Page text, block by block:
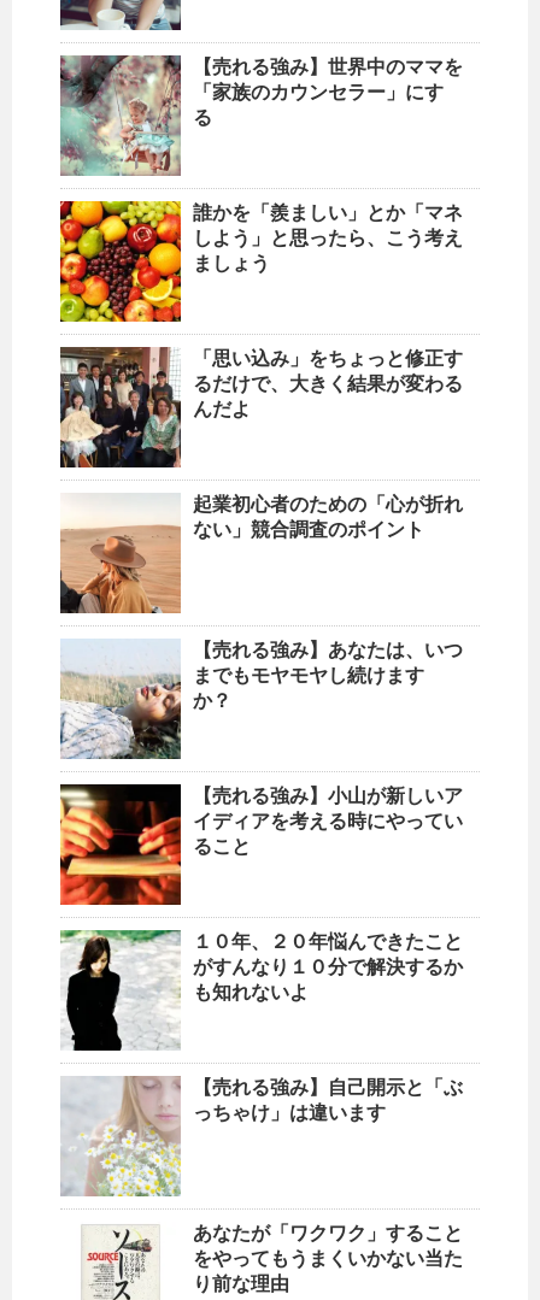
【売れる強み】世界中のママを
「家族のカウンセラー」にす
る
誰かを「羨ましい」とか「マネ
しよう」と思ったら、こう考え
ましょう
「思い込み」をちょっと修正す
るだけで、大きく結果が変わる
んだよ
起業初心者のための「心が折れ
ない」競合調査のポイント
【売れる強み】あなたは、いつ
までもモヤモヤし続けます
か？
【売れる強み】小山が新しいア
イディアを考える時にやってい
ること
１０年、２０年悩んできたこと
がすんなり１０分で解決するか
も知れないよ
【売れる強み】自己開示と「ぶ
っちゃけ」は違います
あなたが「ワクワク」すること
をやってもうまくいかない当た
り前な理由